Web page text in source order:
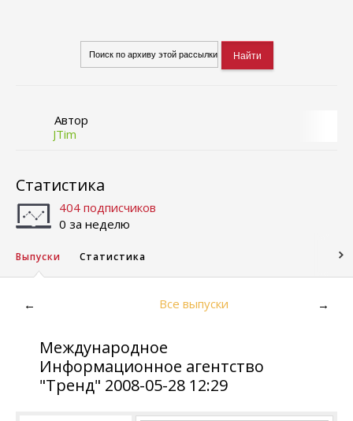
Автор
JTim
Статистика
404 подписчиков
0 за неделю
Выпуски Статистика
← Все выпуски →
Международное
Информационное агентство
"Тренд" 2008-05-28 12:29